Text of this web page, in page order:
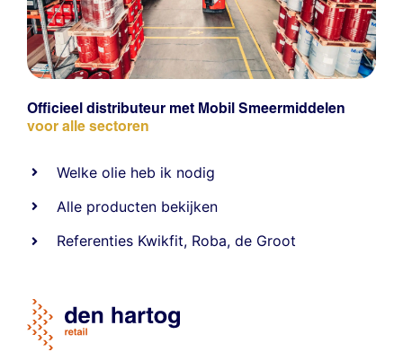
Officieel distributeur met Mobil Smeermiddelen
voor alle sectoren
Welke olie heb ik nodig
Alle producten bekijken
Referenties Kwikfit, Roba,de Groot